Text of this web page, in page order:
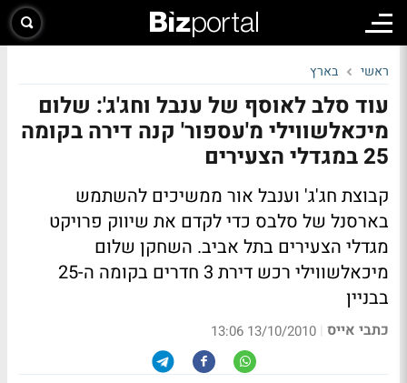
ראשי בארץ
עוד סלב לאוסף של ענבל וחג'ג': שלום
מיכאלשווילי מ'עספור' קנה דירה בקומה
25 במגדלי הצעירים
קבוצת חג'ג' וענבל אור ממשיכים להשתמש
בארסנל של סלבס כדי לקדם את שיווק פרויקט
מגדלי הצעירים בתל אביב. השחקן שלום
מיכאלשווילי רכש דירת 3 חדרים בקומה ה-25
בבניין
כתבי אייס |
13/10/2010 13:06